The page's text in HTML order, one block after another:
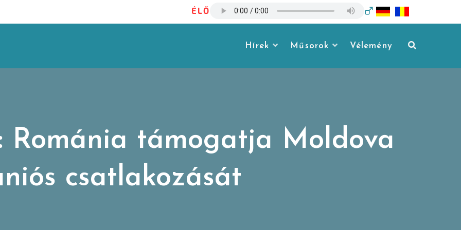
ÉLŐ
Hírek Műsorok Vélemény
Románia támogatja Moldova
csatlakozását